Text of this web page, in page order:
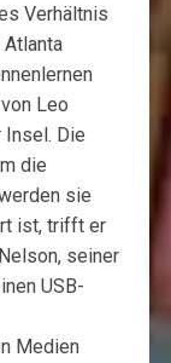
Verhältnis
Leo
Insel. Die
die
sie
ist, trifft er
seiner
USB-
Medien